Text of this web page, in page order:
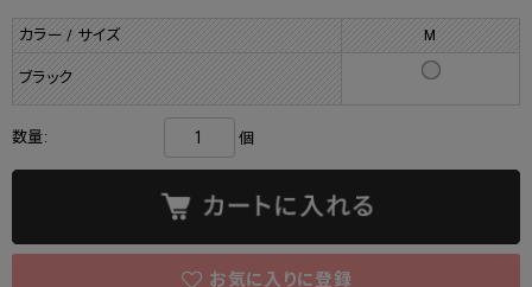
カラー / サイズ M
ブラック
数量: 個